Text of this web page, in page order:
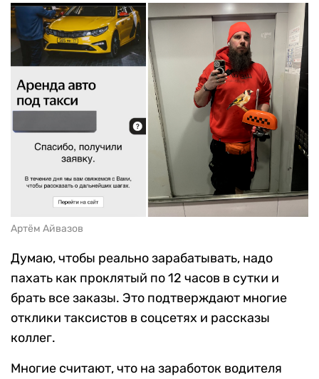
Артём Айвазов
Думаю, чтобы реально зарабатывать, надо
пахать как проклятый по 12 часов в сутки и
брать все заказы. Это подтверждают многие
отклики таксистов в соцсетях и рассказы
коллег.
Многие считают, что на заработок водителя